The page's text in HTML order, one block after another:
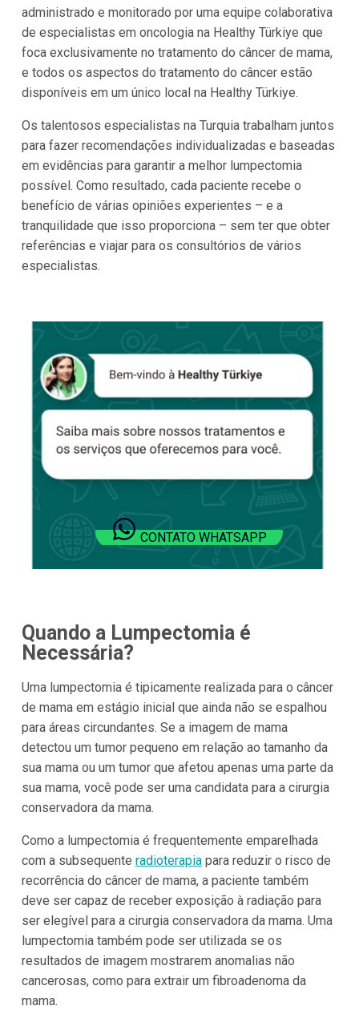
administrado e monitorado por uma equipe colaborativa
de especialistas em oncologia na Healthy Türkiye que
foca exclusivamente no tratamento do câncer de mama,
e todos os aspectos do tratamento do câncer estão
disponíveis em um único local na Healthy Türkiye.
Os talentosos especialistas na Turquia trabalham juntos
para fazer recomendações individualizadas e baseadas
em evidências para garantir a melhor lumpectomia
possível. Como resultado, cada paciente recebe o
benefício de várias opiniões experientes – e a
tranquilidade que isso proporciona – sem ter que obter
referências e viajar para os consultórios de vários
especialistas.
CONTATO WHATSAPP
Quando a Lumpectomia é
Necessária?
Uma lumpectomia é tipicamente realizada para o câncer
de mama em estágio inicial que ainda não se espalhou
para áreas circundantes. Se a imagem de mama
detectou um tumor pequeno em relação ao tamanho da
sua mama ou um tumor que afetou apenas uma parte da
sua mama, você pode ser uma candidata para a cirurgia
conservadora da mama.
Como a lumpectomia é frequentemente emparelhada
com a subsequente radioterapiapara reduzir o risco de
recorrência do câncer de mama, a paciente também
deve ser capaz de receber exposição à radiação para
ser elegível para a cirurgia conservadora da mama. Uma
lumpectomia também pode ser utilizada se os
resultados de imagem mostrarem anomalias não
cancerosas, como para extrair um fibroadenoma da
mama.